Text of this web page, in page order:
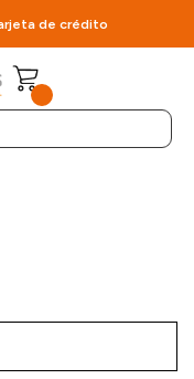
de crédito